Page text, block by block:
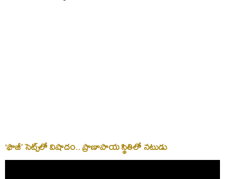
‘ఫౌజీ’ సెట్స్‌లో విషాదం.. ప్రాణాపాయ స్థితిలో నటుడు